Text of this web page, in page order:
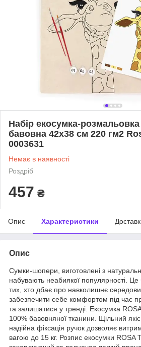
Набір екосумка-
бавовна 42х38 см 220 гм2
0003631
Немає в наявності
Роздріб
457 ₴
Опис Характеристики
Опис
Сумки-шопери, виготовлені з
набувають неабиякої популярності.
тих, хто дбає про навколишнє
забезпечити себе комфортом під час
та залишатися у тренді. Екосумка
100% бавовняної тканини. Щільний
надійна фіксація ручок дозволяє
вагою до 15 кг. Розпис екосумки ROSA